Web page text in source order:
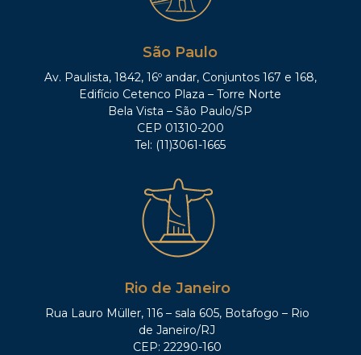
São Paulo
Av. Paulista, 1842, 16º andar, Conjuntos 167 e 168,
Edifício Cetenco Plaza – Torre Norte
Bela Vista – São Paulo/SP
CEP 01310-200
Tel: (11)3061-1665
Rio de Janeiro
Rua Lauro Müller, 116 – sala 605, Botafogo – Rio
de Janeiro/RJ
CEP: 22290-160